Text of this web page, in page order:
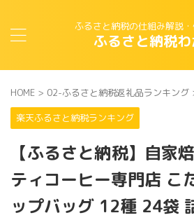
ふるさと納税の仕組み解説
ふるさと納税
HOME > 02-ふるさと納税返礼品ランキング
楽天ふるさと納税ランキング
【ふるさと納税】自家
ティコーヒー専門店 こ
ップバッグ 12種 24袋